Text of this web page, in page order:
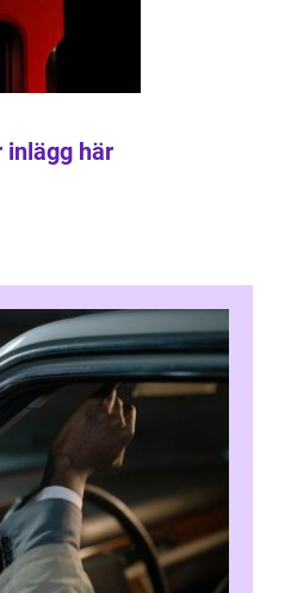
inlägg här